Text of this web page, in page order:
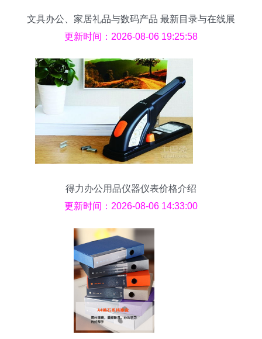
文具办公、家居礼品与数码产品 最新目录与在线展
厅指南
更新时间：2026-08-06 19:25:58
得力办公用品仪器仪表价格介绍
更新时间：2026-08-06 14:33:00